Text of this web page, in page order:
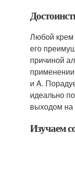
Любой крем
его
причиной
и A.
идеально
выходом на
Изучаем